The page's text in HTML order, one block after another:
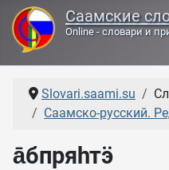
Саамские
Online - словари и
Slovari.saami.su
Саамско-русский.
а̄бпряһтӭ